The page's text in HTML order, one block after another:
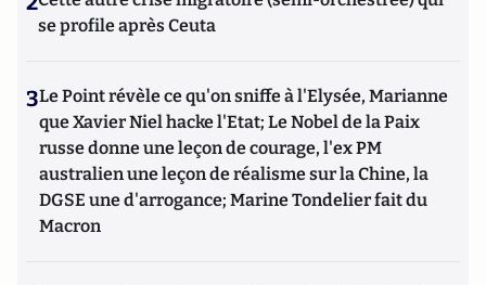
se profile après Ceuta
3Le Point révèle ce qu'on sniffe à l'Elysée, Marianne
que Xavier Niel hacke l'Etat; Le Nobel de la Paix
russe donne une leçon de courage, l'ex PM
australien une leçon de réalisme sur la Chine, la
DGSE une d'arrogance; Marine Tondelier fait du
Macron